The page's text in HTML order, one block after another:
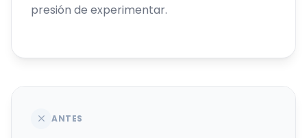
presión de experimentar.
ANTES